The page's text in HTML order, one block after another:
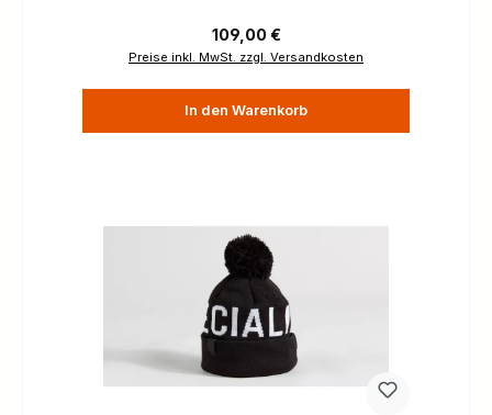
Regulärer Preis:
109,00 €
Preise inkl. MwSt. zzgl. Versandkosten
In den Warenkorb